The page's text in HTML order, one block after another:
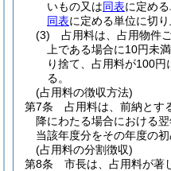
いもの又は同表に定め
同表に定める単位に切り
(3)
占用料は、占用物件
上である場合に10円未
り捨て、占用料が100
る。
(占用料の徴収方法)
第7条
占用料は、前納とす
降にわたる場合における
当該年度分をその年度の
(占用料の分割徴収)
第8条
市長は、占用料が著